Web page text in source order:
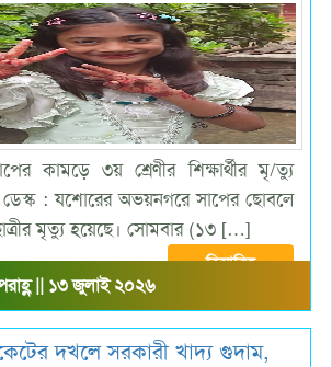
কামড়ে ৩য় শ্রেণীর শিক্ষার্থীর মৃ/ত্যু
: যশোরের অভয়নগরে সাপের ছোবলে
মৃত্যু হয়েছে। সোমবার (১৩ […]
বিস্তারিত
|| ১৩ জুলাই ২০২৬
দখলে সরকারী খাদ্য গুদাম,